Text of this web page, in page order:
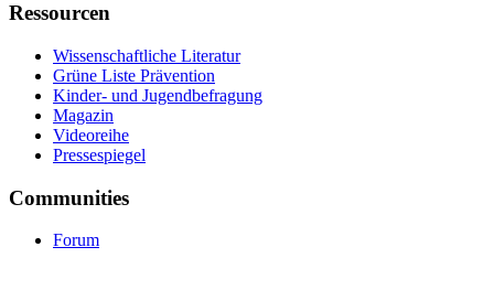
Ressourcen
Wissenschaftliche Literatur
Grüne Liste Prävention
Kinder- und Jugendbefragung
Magazin
Videoreihe
Pressespiegel
Communities
Forum